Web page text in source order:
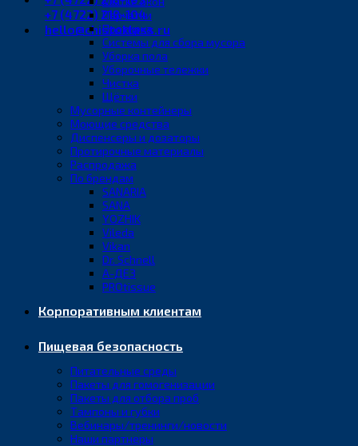
+7 (4722) 218-104
hello@chistoklass.ru
Перчатки
Протирка
Системы для сбора мусора
Уборка пола
Уборочные тележки
Чистка
Щётки
Мусорные контейнеры
Моющие средства
Диспенсеры и дозаторы
Протирочные материалы
Распродажа
По брендам
SANARIA
SANA
YOZHIK
Vileda
Vikan
Dr. Schnell
А-ДЕЗ
PROtissue
Корпоративным клиентам
Пищевая безопасность
Питательные среды
Пакеты для гомогенизации
Пакеты для отбора проб
Тампоны и губки
Вебинары/тренинги/новости
Наши партнеры